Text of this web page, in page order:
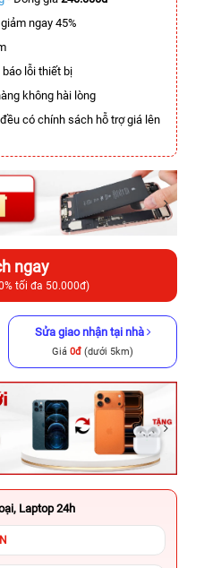
ngay 45%
lỗi thiết bị
không hài lòng
đều có chính sách hỗ trợ giá lên
ngay
tối đa 50.000đ)
Sửa giao nhận tại nhà
Giá 0đ (dưới 5km)
Laptop 24h